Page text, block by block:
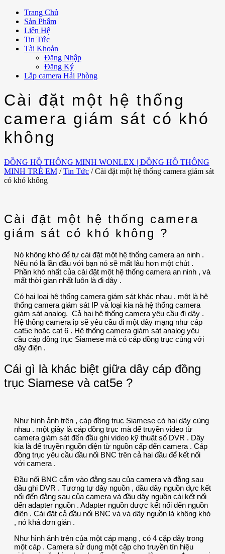
Trang Chủ
Sản Phẩm
Liên Hệ
Tin Tức
Tài Khoản
Đăng Nhập
Đăng Ký
Lắp camera Hải Phòng
Cài đặt một hệ thống
camera giám sát có khó
không
ĐỒNG HỒ THÔNG MINH WONLEX | ĐỒNG HỒ THÔNG
MINH TRẺ EM / Tin Tức / Cài đặt một hệ thống camera giám sát
có khó không
Cài đặt một hệ thống camera
giám sát có khó không ?
Nó không khó để tự cài đặt một hệ thống camera an ninh .
Nếu nó là lần đầu với bạn nó sẽ mất lâu hơn một chút .
Phần khó nhất của cài đặt một hệ thống camera an ninh , và
mất thời gian nhất luôn là đi dây .
Có hai loại hệ thống camera giám sát khác nhau . một là hệ
thống camera giám sát IP và loại kia nà hệ thống camera
giám sát analog. Cả hai hệ thống camera yêu cầu đi dây .
Hệ thống camera ip sẽ yêu cầu đi một dây mạng như cáp
cat5e hoặc cat 6 . Hệ thống camera giám sát analog yêu
cầu cáp đồng trục Siamese mà có cáp đồng trục cùng với
dây điện .
Cái gì là khác biệt giữa dây cáp đồng
trục Siamese và cat5e ?
Như hình ảnh trên , cáp đồng trục Siamese có hai dây cùng
nhau . một giây là cáp đồng trục mà để truyền video từ
camera giám sát đến đầu ghi video kỹ thuật số DVR . Dây
kia là để truyền nguồn điện từ nguồn cấp đến camera . Cáp
đồng trục yêu cầu đầu nối BNC trên cả hai đầu để kết nối
với camera .
Đầu nối BNC cắm vào đằng sau của camera và đằng sau
đầu ghi DVR . Tương tự dây nguồn , đầu dây nguồn đực kết
nối đến đằng sau của camera và đầu dây nguồn cái kết nối
đến adapter nguồn . Adapter nguồn được kết nối đến nguồn
điện . Cài đặt cả đầu nối BNC và và dây nguồn là không khó
, nó khá đơn giản .
Như hình ảnh trên của một cáp mạng , có 4 cặp dây trong
một cáp . Camera sử dụng một cặp cho truyền tín hiệu